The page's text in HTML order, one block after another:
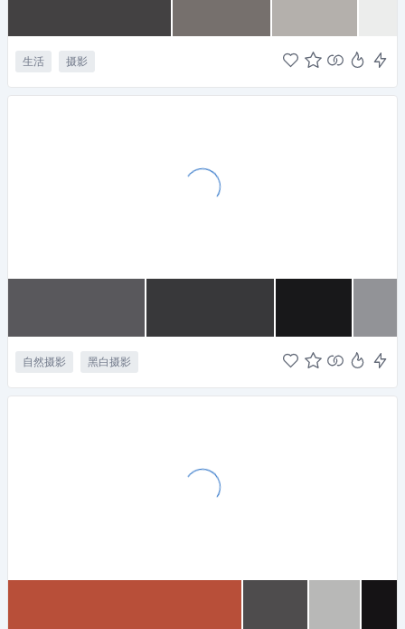
生活 摄影
自然摄影 黑白摄影